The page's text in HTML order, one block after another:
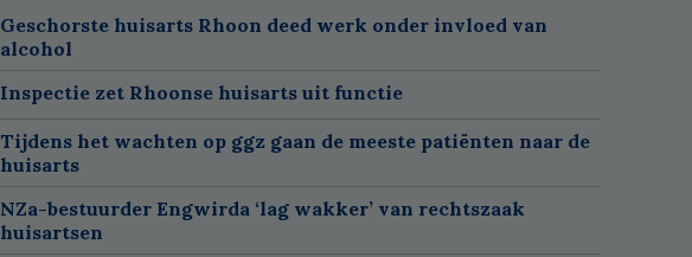
Geschorste huisarts Rhoon deed werk onder invloed van
alcohol
Inspectie zet Rhoonse huisarts uit functie
Tijdens het wachten op ggz gaan de meeste patiënten naar de
huisarts
NZa-bestuurder Engwirda ‘lag wakker’ van rechtszaak
huisartsen